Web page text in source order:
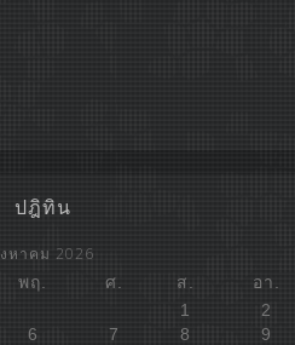
ปฎิทิน
หาคม 2026
พฤ. ศ. ส.
อา.
1
2
6 7 8
9